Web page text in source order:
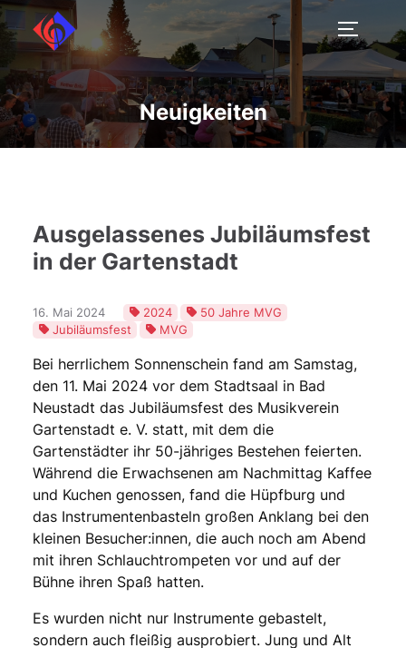
Neuigkeiten
Ausgelassenes Jubiläumsfest
in der Gartenstadt
16. Mai 2024 2024
50 Jahre MVG
Jubiläumsfest
MVG
Bei herrlichem Sonnenschein fand am Samstag,
den 11. Mai 2024 vor dem Stadtsaal in Bad
Neustadt das Jubiläumsfest des Musikverein
Gartenstadt e. V. statt, mit dem die
Gartenstädter ihr 50-jähriges Bestehen feierten.
Während die Erwachsenen am Nachmittag Kaffee
und Kuchen genossen, fand die Hüpfburg und
das Instrumentenbasteln großen Anklang bei den
kleinen Besucher:innen, die auch noch am Abend
mit ihren Schlauchtrompeten vor und auf der
Bühne ihren Spaß hatten.
Es wurden nicht nur Instrumente gebastelt,
sondern auch fleißig ausprobiert. Jung und Alt